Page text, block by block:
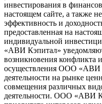
инвестирования в
настоящем сайте, а также
эффективность и
предоставленная на
индивидуальной
«АВИ Кэпитал»
возникновения конфликта
осуществления ООО «АВИ
деятельности на рынке
совмещения различных
деятельности. ООО «АВИ